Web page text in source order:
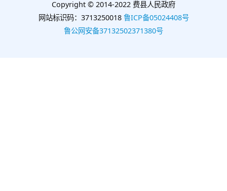
Copyright © 2014-2022 费县人民政府
网站标识码：3713250018 鲁ICP备05024408号
鲁公网安备37132502371380号